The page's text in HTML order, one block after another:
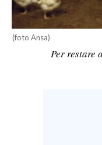
LAVORO
BANDI
SPORT IN SARDEGNA
(foto Ansa)
Per restare